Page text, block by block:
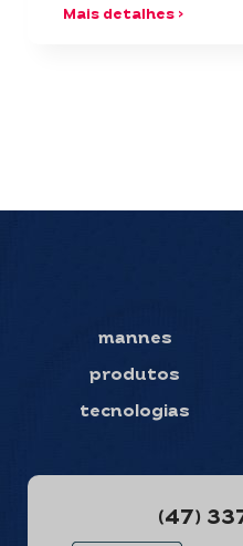
Mais detalhes >
mannes
produtos
tecnologias
(47)